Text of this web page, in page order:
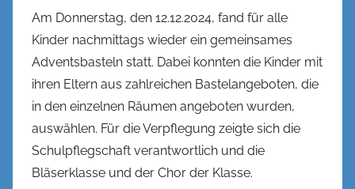
n
n
e
n
k
e
l
Am Donnerstag, den 12.12.2024, fand für alle
Kinder nachmittags wieder ein gemeinsames
Adventsbasteln statt. Dabei konnten die Kinder mit
ihren Eltern aus zahlreichen Bastelangeboten, die
in den einzelnen Räumen angeboten wurden,
auswählen. Für die Verpflegung zeigte sich die
Schulpflegschaft verantwortlich und die
Bläserklasse und der Chor der Klasse.